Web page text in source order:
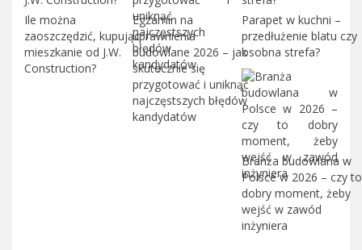
Ile można
zaoszczędzić, kupując
mieszkanie od J.W.
Construction?
Egzamin na
uprawnienia
budowlane 2026 – jak
skutecznie się
przygotować i uniknąć
najczęstszych błędów
kandydatów
Parapet w kuchni –
przedłużenie blatu czy
osobna strefa?
Branża budowlana w
Polsce w 2026 – czy to
dobry moment, żeby
wejść w zawód
inżyniera